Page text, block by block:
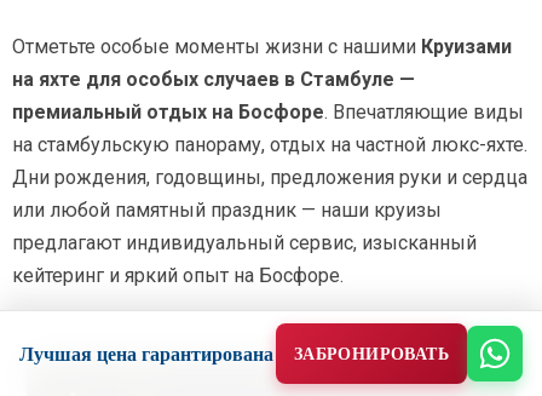
Отметьте особые моменты жизни с нашими Круизами
на яхте для особых случаев в Стамбуле —
премиальный отдых на Босфоре. Впечатляющие виды
на стамбульскую панораму, отдых на частной люкс-яхте.
Дни рождения, годовщины, предложения руки и сердца
или любой памятный праздник — наши круизы
предлагают индивидуальный сервис, изысканный
кейтеринг и яркий опыт на Босфоре.
Лучшая цена гарантирована ЗАБРОНИРОВАТЬ